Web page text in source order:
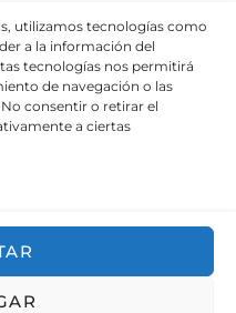
utilizamos tecnologías como
a la información del
tecnologías nos permitirá
de navegación o las
consentir o retirar el
a ciertas
Superior